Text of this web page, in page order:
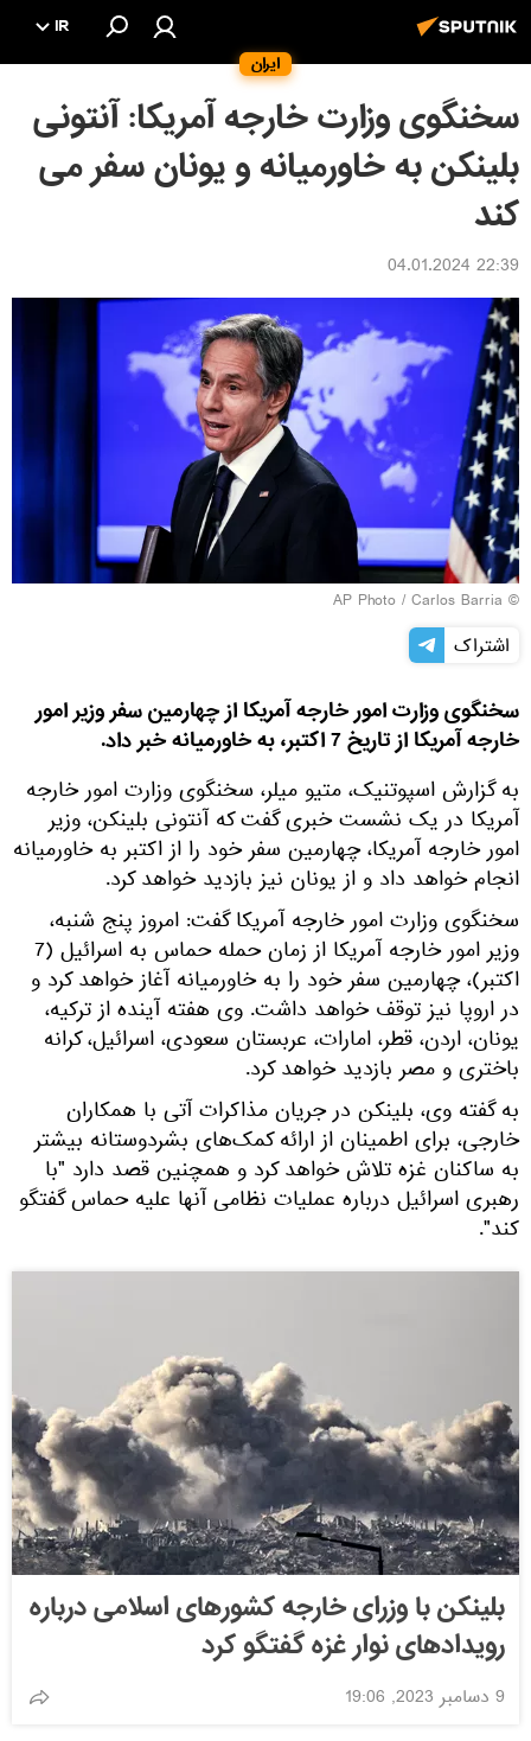
ایران
IR
سخنگوی وزارت خارجه آمریکا: آنتونی
بلینکن به خاورمیانه و یونان سفر می
کند
22:39 04.01.2024
© AP Photo / Carlos Barria
اشتراک
سخنگوی وزارت امور خارجه آمریکا از چهارمین سفر وزیر امور
خارجه آمریکا از تاریخ 7 اکتبر، به خاورمیانه خبر داد.
به گزارش اسپوتنیک، متیو میلر، سخنگوی وزارت امور خارجه
آمریکا در یک نشست خبری گفت که آنتونی بلینکن، وزیر
امور خارجه آمریکا، چهارمین سفر خود را از اکتبر به خاورمیانه
انجام خواهد داد و از یونان نیز بازدید خواهد کرد.
سخنگوی وزارت امور خارجه آمریکا گفت: امروز پنج شنبه،
وزیر امور خارجه آمریکا از زمان حمله حماس به اسرائیل (7
اکتبر)، چهارمین سفر خود را به خاورمیانه آغاز خواهد کرد و
در اروپا نیز توقف خواهد داشت. وی هفته آینده از ترکیه،
یونان، اردن، قطر، امارات، عربستان سعودی، اسرائیل، کرانه
باختری و مصر بازدید خواهد کرد.
به گفته وی، بلینکن در جریان مذاکرات آتی با همکاران
خارجی، برای اطمینان از ارائه کمک‌های بشردوستانه بیشتر
به ساکنان غزه تلاش خواهد کرد و همچنین قصد دارد "با
رهبری اسرائیل درباره عملیات نظامی آنها علیه حماس گفتگو
کند".
بلینکن با وزرای خارجه کشورهای اسلامی درباره
رویدادهای نوار غزه گفتگو کرد
9 دسامبر 2023, 19:06